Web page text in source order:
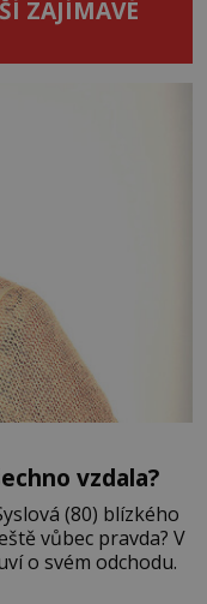
ZAJÍMAVÉ
vzdala?
(80) blízkého
vůbec pravda? V
o svém odchodu.